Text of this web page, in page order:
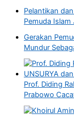
Pelantikan
Pemuda
Gerakan
Mundur
Prof. Diding
Prabowo